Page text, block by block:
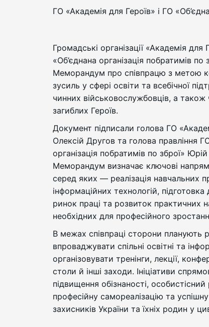
ГО «Академія для Героїв» і ГО
Громадські організації «Академія для
«Об’єднана організація побратимів по
Меморандум про співпрацю з метою
зусиль у сфері освіти та всебічної
чинних військовослужбовців, а також
загиблих Героїв.
Документ підписали голова ГО
Олексій Другов та голова правління
організація побратимів по зброї»
Меморандум визначає ключові
серед яких — реалізація навчальних
інформаційних технологій,
ринок праці та розвиток практичних
необхідних для професійного
В межах співпраці сторони планують
впроваджувати спільні освітні та
організовувати тренінги, лекції,
столи й інші заходи. Ініціативи
підвищення обізнаності,
професійну самореалізацію та успішну
захисників України та їхніх родин у